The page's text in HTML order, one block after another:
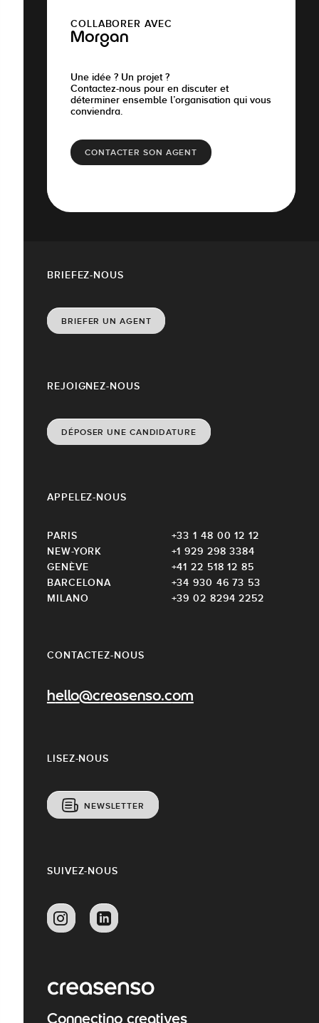
COLLABORER AVEC
Morgan
Une idée ? Un projet ?
Contactez-nous pour en discuter et
déterminer ensemble l’organisation qui vous
conviendra.
CONTACTER SON AGENT
CONTACTEZ-NOUS
hello@creasenso.com
REJOIGNEZ-NOUS
DÉPOSER UNE CANDIDATURE
LISEZ-NOUS
NEWSLETTER
APPELEZ-NOUS
PARIS
+33 1 48 00 12 12
NEW-YORK
+1 929 298 3384
GENÈVE
+41 22 518 12 85
BARCELONA
+34 930 46 73 53
MILANO
+39 02 8294 2252
BRIEFEZ-NOUS
BRIEFER UN AGENT
SUIVEZ-NOUS